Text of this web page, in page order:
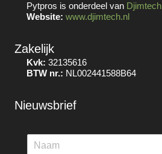
Pytpros is onderdeel van Djimtech
Website: www.djimtech.nl
Zakelijk
Kvk: 32135616
BTW nr.: NL002441588B64
Nieuwsbrief